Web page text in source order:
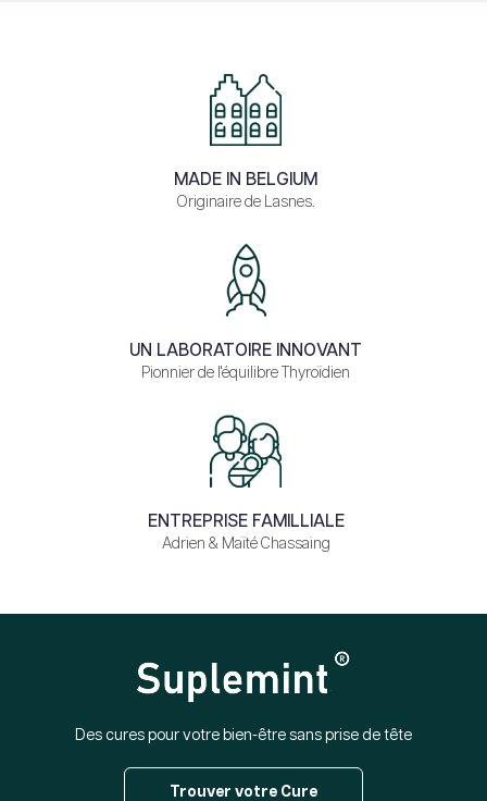
MADE IN BELGIUM
Originaire de Lasnes.
UN LABORATOIRE INNOVANT
Pionnier de l'équilibre Thyroïdien
ENTREPRISE FAMILLIALE
Adrien & Maïté Chassaing
Des cures pour votre bien-être sans prise de tête
Trouver votre Cure